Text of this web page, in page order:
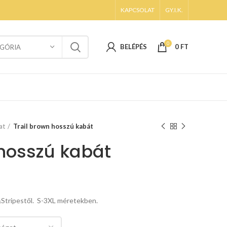
KAPCSOLAT GY.I.K.
BELÉPÉS 0 0 FT
Trail brown hosszú kabát
kabát
S-3XL méretekben.